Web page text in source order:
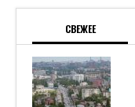
СВЕЖЕЕ